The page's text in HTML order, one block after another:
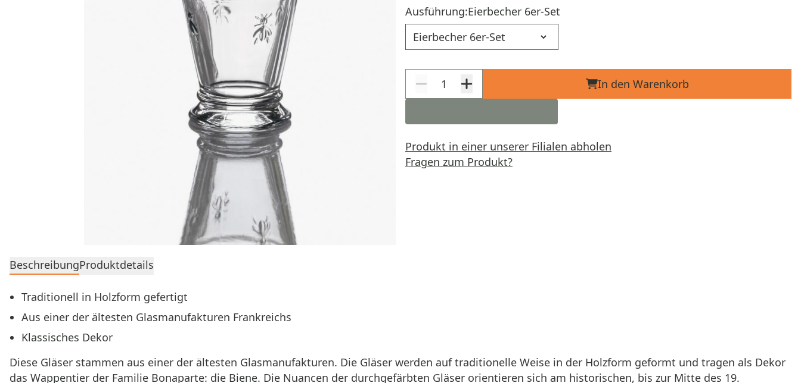
Ausführung:Eierbecher 6er-Set
In den Warenkorb
Produkt in einer unserer Filialen abholen
Fragen zum Produkt?
BeschreibungProduktdetails
Traditionell in Holzform gefertigt
Aus einer der ältesten Glasmanufakturen Frankreichs
Klassisches Dekor
Diese Gläser stammen aus einer der ältesten Glasmanufakturen. Die Gläser werden auf traditionelle Weise in der Holzform geformt und tragen als Dekor
das Wappentier der Familie Bonaparte: die Biene. Die Nuancen der durchgefärbten Gläser orientieren sich am historischen, bis zur Mitte des 19.